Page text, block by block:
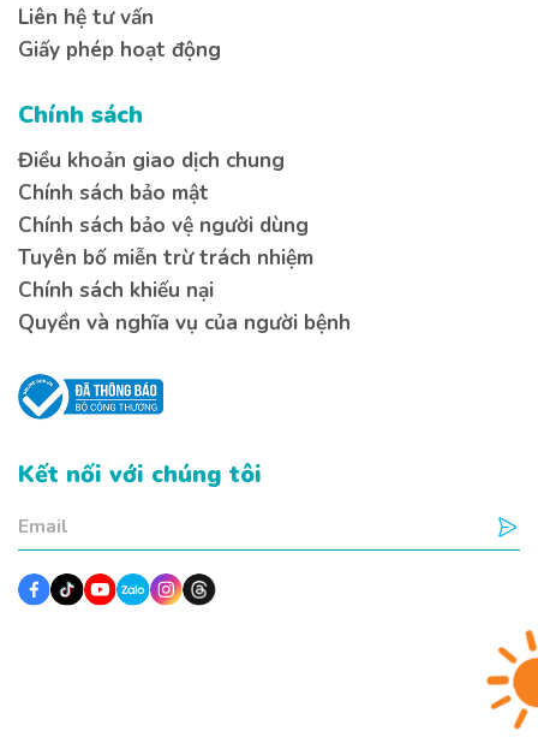
Liên hệ tư vấn
Giấy phép hoạt động
Chính sách
Điều khoản giao dịch chung
Chính sách bảo mật
Chính sách bảo vệ người dùng
Tuyên bố miễn trừ trách nhiệm
Chính sách khiếu nại
Quyền và nghĩa vụ của người bệnh
Kết nối với chúng tôi